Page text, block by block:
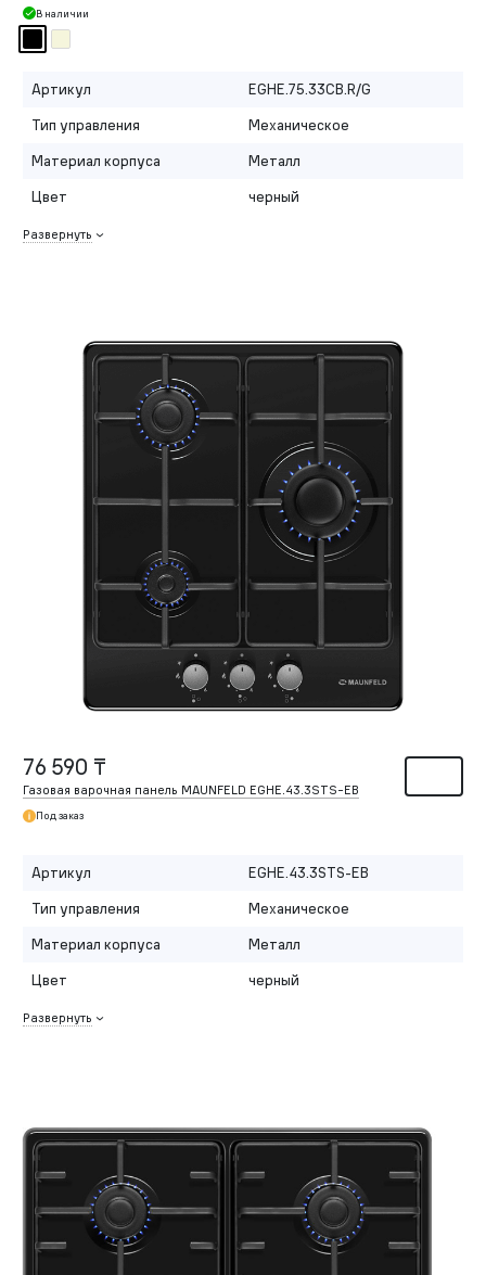
В наличии
Артикул
EGHE.75.33CB.R/G
Тип управления
Механическое
Материал корпуса
Металл
Цвет
черный
Развернуть
76 590 ₸
Газовая варочная панель MAUNFELD EGHE.43.3STS-EB
Под заказ
Артикул
EGHE.43.3STS-EB
Тип управления
Механическое
Материал корпуса
Металл
Цвет
черный
Развернуть